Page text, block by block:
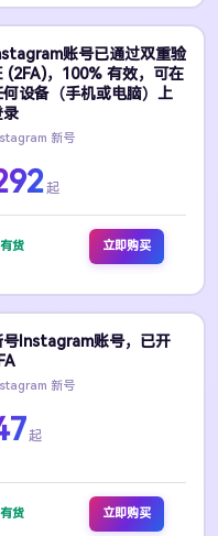
账号已通过双重验
(2FA)，100% 有效，可在
何设备（手机或电脑）上
新号
起
货 立即购买
号Instagram账号，已开
新号
起
货 立即购买